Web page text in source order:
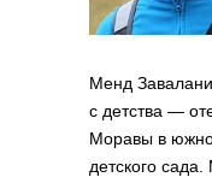
Менд
с детства —
Моравы в
детского